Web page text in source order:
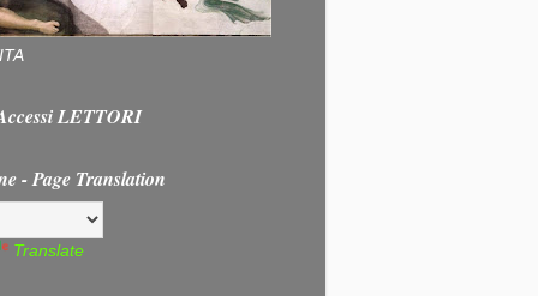
LETTORI
- Page Translation
Translate